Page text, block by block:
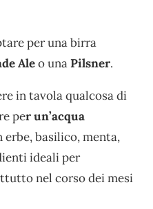
per una birra
Aleo unaPilsner.
in tavola qualcosa di
per un’acqua
erbe, basilico, menta,
ideali per
nel corso dei mesi